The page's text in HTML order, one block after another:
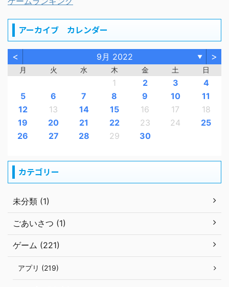
アーカイブ カレンダー
< 9月 2022 ▼ >
月 火 水 木 金 土 日
1 2 3
4
5
6 7 8 9 10
11
12
13 14 15 16 17
18
19
20 21 22 23 24
25
26
27 28 29 30
カテゴリー
未分類 (1)
ごあいさつ (1)
ゲーム (221)
アプリ (219)